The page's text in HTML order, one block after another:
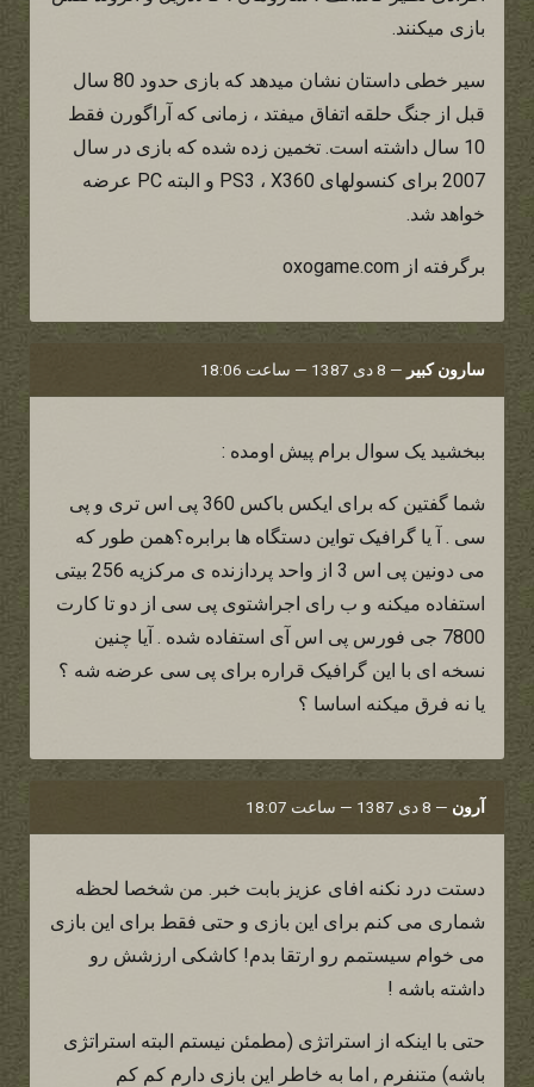
بازی میکنند.
سیر خطی داستان نشان میدهد که بازی حدود 80 سال
قبل از جنگ حلقه اتفاق میفتد ، زمانی که آراگورن فقط
10 سال داشته است. تخمین زده شده که بازی در سال
2007 برای کنسولهای PS3 ، X360 و البته PC عرضه
خواهد شد.
برگرفته از oxogame.com
سارون کبیر — 8 دی 1387 — ساعت 18:06
ببخشید یک سوال برام پیش اومده :
شما گفتین که برای ایکس باکس 360 پی اس تری و پی
سی . آ یا گرافیک تواین دستگاه ها برابره؟همن طور که
می دونین پی اس 3 از واحد پردازنده ی مرکزیه 256 بیتی
استفاده میکنه و ب رای اجراشتوی پی سی از دو تا کارت
7800 جی فورس پی اس آی استفاده شده . آیا چنین
نسخه ای با این گرافیک قراره برای پی سی عرضه شه ؟
یا نه فرق میکنه اساسا ؟
آرون — 8 دی 1387 — ساعت 18:07
دستت درد نکنه افای عزیز بابت خبر. من شخصا لحظه
شماری می کنم برای این بازی و حتی فقط برای این بازی
می خوام سیستمم رو ارتقا بدم! کاشکی ارزشش رو
داشته باشه !
حتی با اینکه از استراتژی (مطمئن نیستم البته استراتژی
باشه) متنفرم , اما به خاطر این بازی دارم کم کم